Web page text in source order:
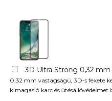
3D Ultra Strong 0,32
0,32 mm vastagságú, 3D-s fekete
kimagasló karc és ütésállóvédelmet